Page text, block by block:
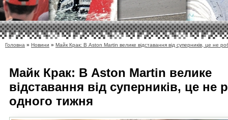
Головна » Новини » Майк Крак: В Aston Martin велике відставання від суперників, це не
Майк Крак: В Aston Martin велике
відставання від суперників, це не
одного тижня